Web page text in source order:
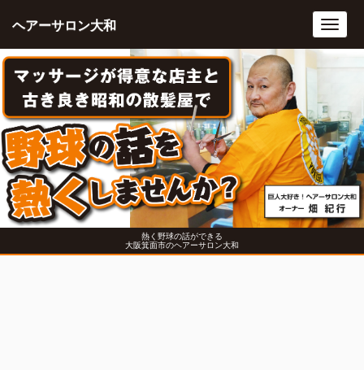
熱く野球の話ができる
大阪箕面市のヘアーサロン大和
ヘアーサロン大和